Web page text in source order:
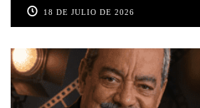
18 DE JULIO DE 2026